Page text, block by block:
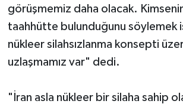
görüşmemiz daha olacak.
taahhütte bulunduğunu söylemek
nükleer silahsızlanma konsepti
uzlaşmamız var" dedi.
"İran asla nükleer bir silaha sahip